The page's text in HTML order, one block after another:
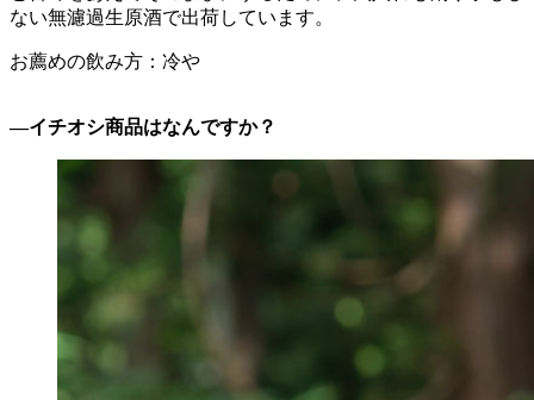
ない無濾過生原酒で出荷しています。
お薦めの飲み方：冷や
―イチオシ商品はなんですか？